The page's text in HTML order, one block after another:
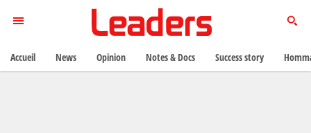
Accueil News Opinion Notes & Docs Success story